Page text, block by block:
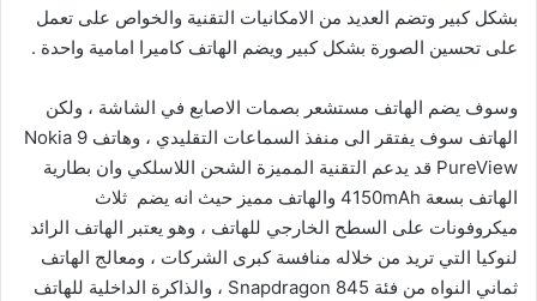
بشكل كبير وتضم العديد من الامكانيات التقنية والخواص على تعمل
على تحسين الصورة بشكل كبير ويضم الهاتف كاميرا امامية واحدة .
وسوف يضم الهاتف مستشعر بصمات الاصابع في الشاشة ، ولكن
الهاتف سوف يفتقر الى منفذ السماعات التقليدي ، وهاتف Nokia 9
PureView قد يدعم التقنية المميزة الشحن اللاسلكي وان بطارية
الهاتف بسعة 4150mAh والهاتف مميز حيث انه يضم ثلاث
ميكروفونات على السطح الخارجي للهاتف ، وهو يعتبر الهاتف الرائد
لنوكيا التي تريد من خلاله منافسة كبرى الشركات ، ومعالج الهاتف
ثماني النواه من فئة Snapdragon 845 ، والذاكرة الداخلية للهاتف